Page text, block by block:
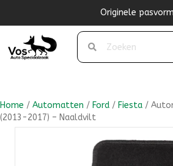
Originele pasvorm
Home / Automatten / Ford / Fiesta /
(2013-2017) – Naaldvilt